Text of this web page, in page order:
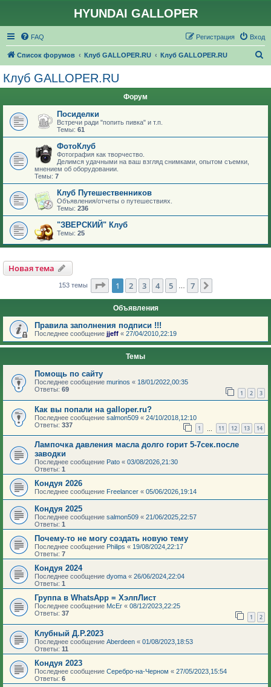
HYUNDAI GALLOPER
FAQ Вход
Регистрация
Список форумов Клуб GALLOPER.RU Клуб GALLOPER.RU
Клуб GALLOPER.RU
Форум
Посиделки
Встречи ради "попить пивка" и т.п.
Темы: 61
ФотоКлуб
Фотография как творчество.
Делимся удачными на ваш взгляд снимками, опытом съемки,
мнением об оборудовании.
Темы: 7
Клуб Путешественников
Объявления/отчеты о путешествиях.
Темы: 236
"ЗВЕРСКИЙ" Клуб
Темы: 25
Новая тема
153 темы Страница из
1 2 3 4 5 7
Объявления
Правила заполнения подписи !!!
Последнее сообщение jjeff « 27/04/2010,22:19
Темы
Помощь по сайту
Последнее сообщение murinos « 18/01/2022,00:35
Ответы: 69 1 2 3
Как вы попали на galloper.ru?
Последнее сообщение salmon509 « 24/10/2018,12:10
Ответы: 337 1 11 12 13 14
Лампочка давления масла долго горит 5-7сек.после
заводки
Последнее сообщение Pato « 03/08/2026,21:30
Ответы: 1
Кондуя 2026
Последнее сообщение Freelancer « 05/06/2026,19:14
Кондуя 2025
Последнее сообщение salmon509 « 21/06/2025,22:57
Ответы: 1
Почему-то не могу создать новую тему
Последнее сообщение Philips « 19/08/2024,22:17
Ответы: 7
Кондуя 2024
Последнее сообщение dyoma « 26/06/2024,22:04
Ответы: 1
Группа в WhatsApp = ХэлпЛист
Последнее сообщение McEr « 08/12/2023,22:25
Ответы: 37 1 2
Клубный Д.Р.2023
Последнее сообщение Aberdeen « 01/08/2023,18:53
Ответы: 11
Кондуя 2023
Последнее сообщение Серебро-на-Черном « 27/05/2023,15:54
Ответы: 6